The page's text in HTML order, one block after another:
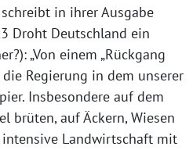
in ihrer Ausgabe
Droht Deutschland ein
„Von einem „Rückgang
Regierung in dem unserer
Insbesondere auf dem
brüten, auf Äckern, Wiesen
Landwirtschaft mit